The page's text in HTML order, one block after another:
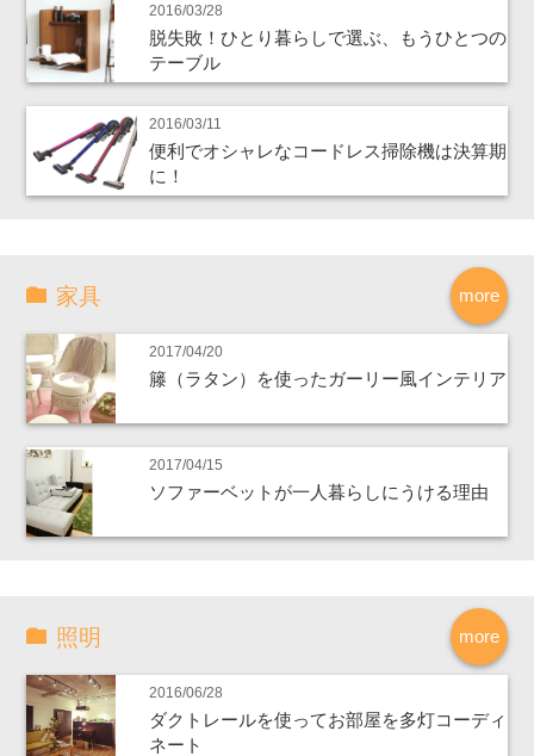
2016/03/28
脱失敗！ひとり暮らしで選ぶ、もうひとつの
テーブル
2016/03/11
便利でオシャレなコードレス掃除機は決算期
に！
more
家具
2017/04/20
籐（ラタン）を使ったガーリー風インテリア
2017/04/15
ソファーベットが一人暮らしにうける理由
more
照明
2016/06/28
ダクトレールを使ってお部屋を多灯コーディ
ネート